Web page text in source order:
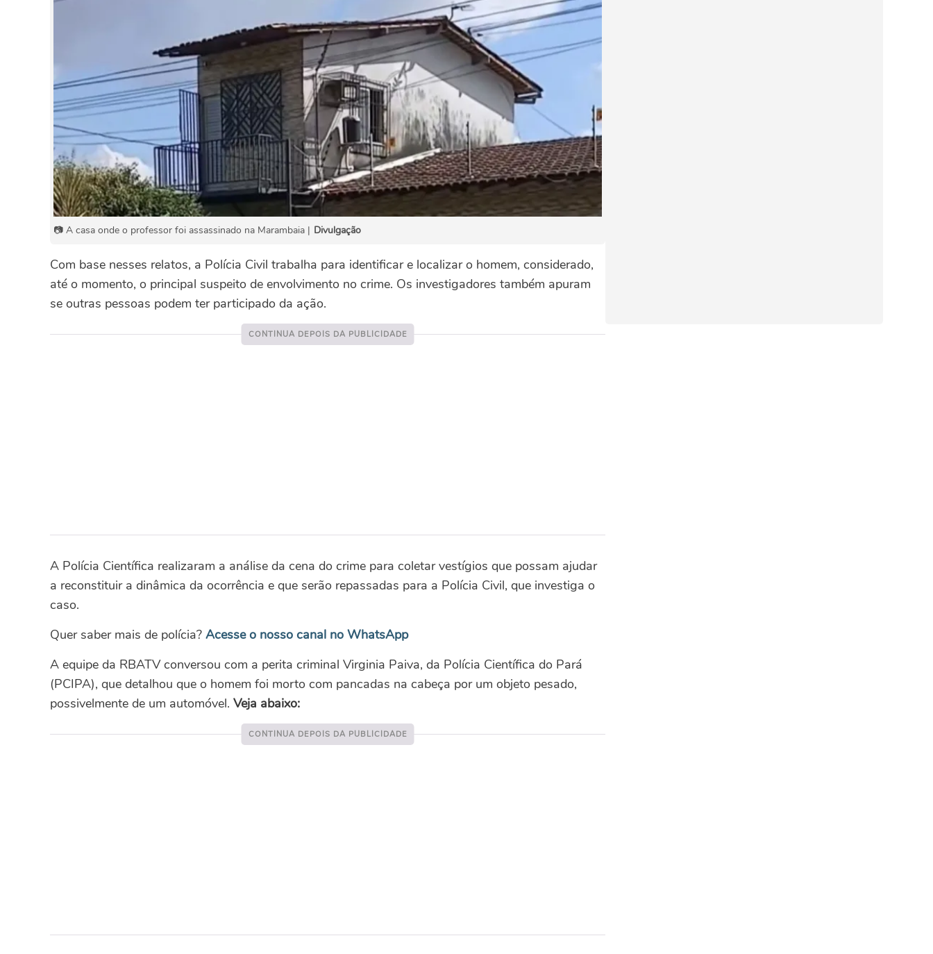
📷 A casa onde o professor foi assassinado na Marambaia | Divulgação
Com base nesses relatos, a Polícia Civil trabalha para identificar e localizar o homem, considerado,
até o momento, o principal suspeito de envolvimento no crime. Os investigadores também apuram
se outras pessoas podem ter participado da ação.
A Polícia Científica realizaram a análise da cena do crime para coletar vestígios que possam ajudar
a reconstituir a dinâmica da ocorrência e que serão repassadas para a Polícia Civil, que investiga o
caso.
Quer saber mais de polícia? Acesse o nosso canal no WhatsApp
A equipe da RBATV conversou com a perita criminal Virginia Paiva, da Polícia Científica do Pará
(PCIPA), que detalhou que o homem foi morto com pancadas na cabeça por um objeto pesado,
possivelmente de um automóvel. Veja abaixo: